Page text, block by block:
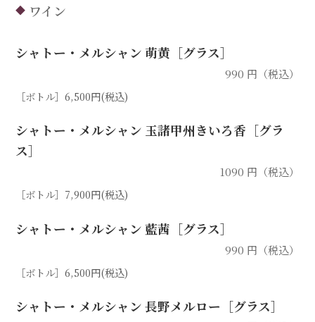
◆ ワイン
シャトー・メルシャン 萌黄［グラス］
990 円（税込）
［ボトル］6,500円(税込)
シャトー・メルシャン 玉諸甲州きいろ香［グラ
ス］
1090 円（税込）
［ボトル］7,900円(税込)
シャトー・メルシャン 藍茜［グラス］
990 円（税込）
［ボトル］6,500円(税込)
シャトー・メルシャン 長野メルロー［グラス］